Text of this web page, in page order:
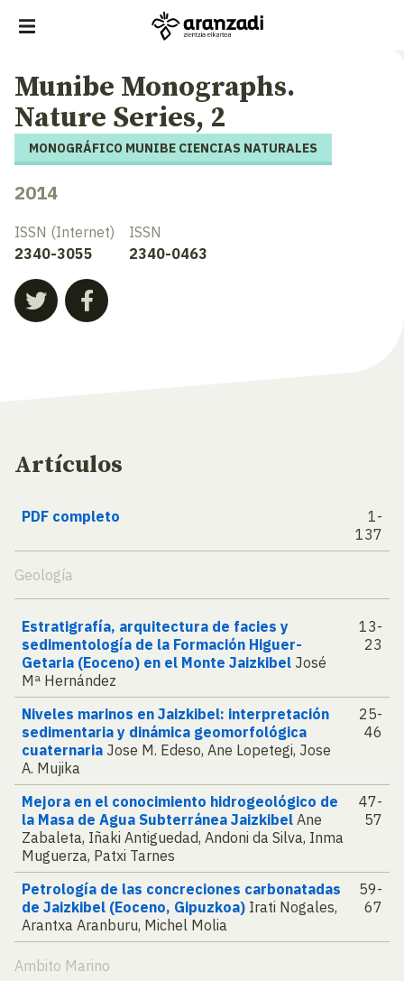
Munibe Monographs.
Nature Series, 2
MONOGRÁFICO MUNIBE CIENCIAS NATURALES
2014
ISSN (Internet)
2340-3055
ISSN
2340-0463
Artículos
PDF completo
1-
137
Geología
Estratigrafía, arquitectura de facies y
sedimentología de la Formación Higuer-
Getaria (Eoceno) en el Monte Jaizkibel José
Mª Hernández
13-
23
Niveles marinos en Jaizkibel: interpretación
sedimentaria y dinámica geomorfológica
cuaternaria Jose M. Edeso, Ane Lopetegi, Jose
A. Mujika
25-
46
Mejora en el conocimiento hidrogeológico de
la Masa de Agua Subterránea Jaizkibel Ane
Zabaleta, Iñaki Antiguedad, Andoni da Silva, Inma
Muguerza, Patxi Tarnes
47-
57
Petrología de las concreciones carbonatadas
de Jaizkibel (Eoceno, Gipuzkoa) Irati Nogales,
Arantxa Aranburu, Michel Molia
59-
67
Ambito Marino